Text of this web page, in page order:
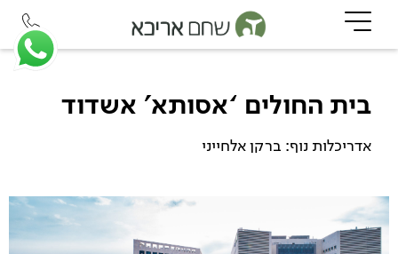
בית החולים ‘אסותא’ אשדוד
אדריכלות נוף: ברקן אלחייני